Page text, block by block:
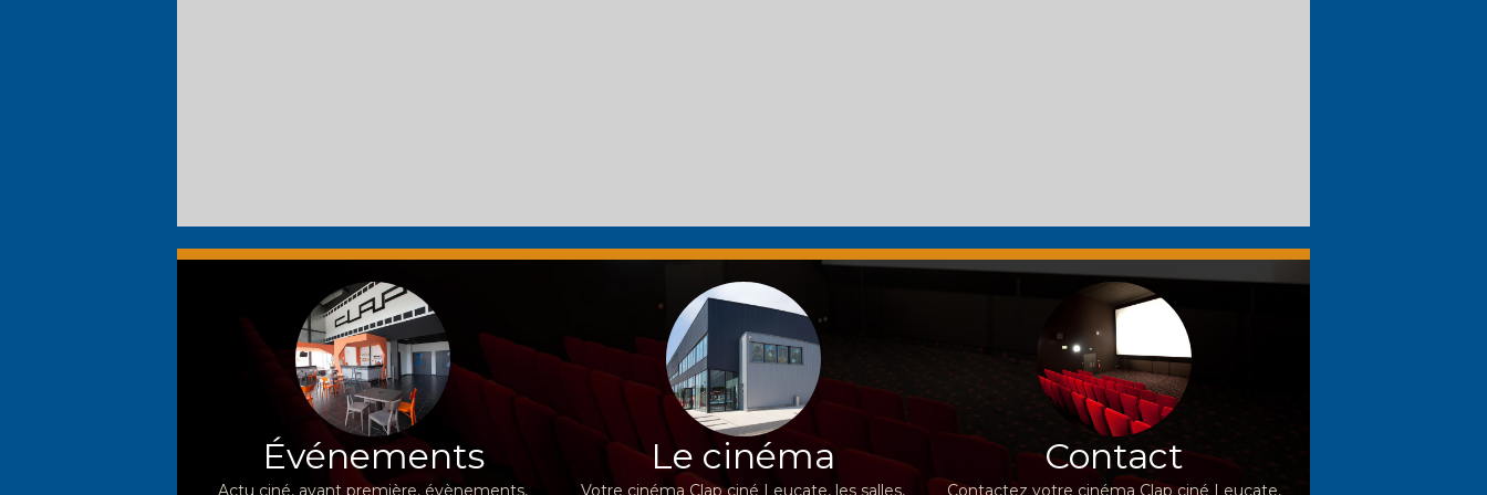
Événements
Actu ciné, avant première, évènements,
Le cinéma
Votre cinéma Clap ciné Leucate, les salles,
Contact
Contactez votre cinéma Clap ciné Leucate,